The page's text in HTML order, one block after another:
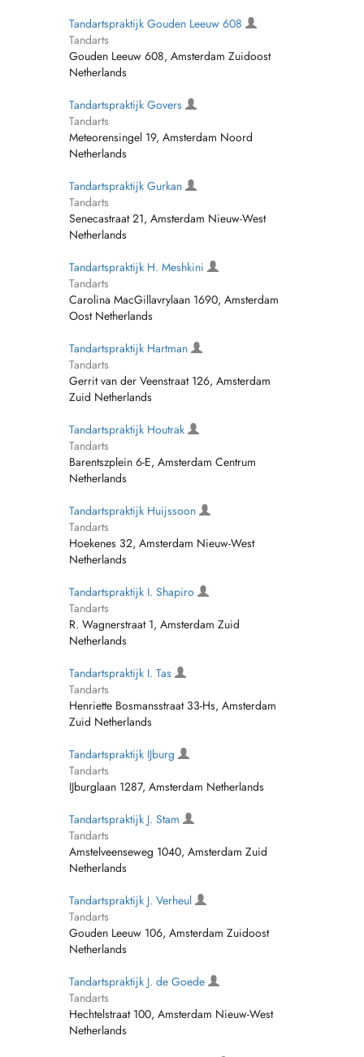
Tandartspraktijk Gouden Leeuw 608
Tandarts
Gouden Leeuw 608, Amsterdam Zuidoost
Netherlands
Tandartspraktijk Govers
Tandarts
Meteorensingel 19, Amsterdam Noord
Netherlands
Tandartspraktijk Gurkan
Tandarts
Senecastraat 21, Amsterdam Nieuw-West
Netherlands
Tandartspraktijk H. Meshkini
Tandarts
Carolina MacGillavrylaan 1690, Amsterdam
Oost Netherlands
Tandartspraktijk Hartman
Tandarts
Gerrit van der Veenstraat 126, Amsterdam
Zuid Netherlands
Tandartspraktijk Houtrak
Tandarts
Barentszplein 6-E, Amsterdam Centrum
Netherlands
Tandartspraktijk Huijssoon
Tandarts
Hoekenes 32, Amsterdam Nieuw-West
Netherlands
Tandartspraktijk I. Shapiro
Tandarts
R. Wagnerstraat 1, Amsterdam Zuid
Netherlands
Tandartspraktijk I. Tas
Tandarts
Henriette Bosmansstraat 33-Hs, Amsterdam
Zuid Netherlands
Tandartspraktijk IJburg
Tandarts
IJburglaan 1287, Amsterdam Netherlands
Tandartspraktijk J. Stam
Tandarts
Amstelveenseweg 1040, Amsterdam Zuid
Netherlands
Tandartspraktijk J. Verheul
Tandarts
Gouden Leeuw 106, Amsterdam Zuidoost
Netherlands
Tandartspraktijk J. de Goede
Tandarts
Hechtelstraat 100, Amsterdam Nieuw-West
Netherlands